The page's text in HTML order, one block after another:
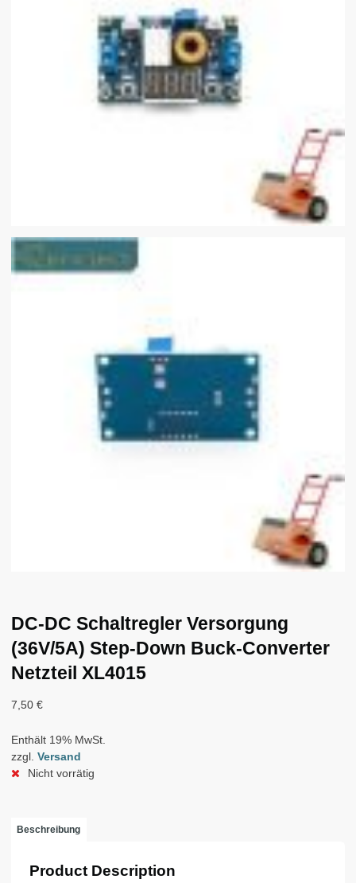
DC-DC Schaltregler Versorgung
(36V/5A) Step-Down Buck-Converter
Netzteil XL4015
7,50 €
Enthält 19% MwSt.
zzgl. Versand
Nicht vorrätig
Beschreibung
Product Description